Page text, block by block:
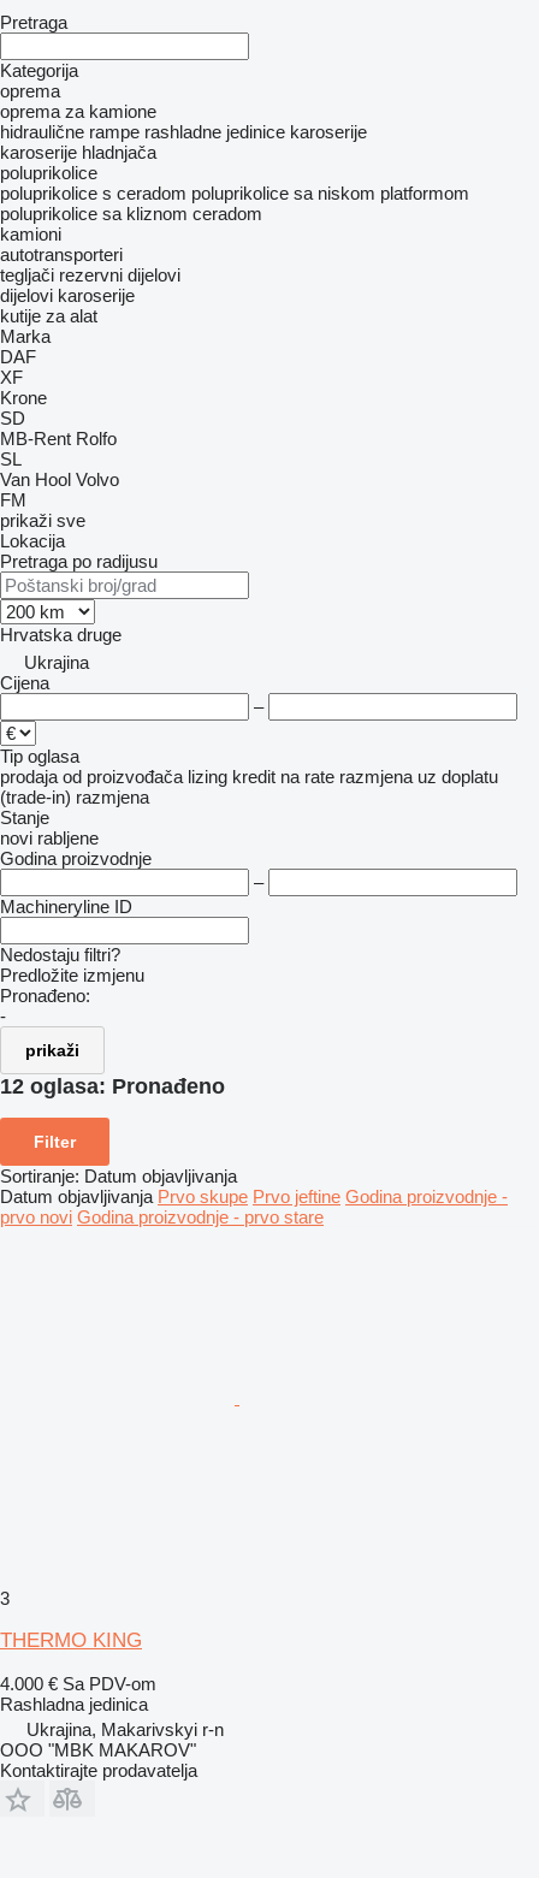
Pretraga
Kategorija
oprema
oprema za kamione
hidraulične rampe rashladne jedinice karoserije
karoserije hladnjača
poluprikolice
poluprikolice s ceradom poluprikolice sa niskom platformom
poluprikolice sa kliznom ceradom
kamioni
autotransporteri
tegljači rezervni dijelovi
dijelovi karoserije
kutije za alat
Marka
DAF
XF
Krone
SD
MB-Rent Rolfo
SL
Van Hool Volvo
FM
prikaži sve
Lokacija
Pretraga po radijusu
Hrvatska druge
Ukrajina
Cijena
–
Tip oglasa
prodaja od proizvođača lizing kredit na rate razmjena uz doplatu
(trade-in) razmjena
Stanje
novi rabljene
Godina proizvodnje
–
Machineryline ID
Nedostaju filtri?
Predložite izmjenu
Pronađeno:
-
prikaži
12 oglasa: Pronađeno
Filter
Sortiranje: Datum objavljivanja
Datum objavljivanja Prvo skupe Prvo jeftine Godina proizvodnje -
prvo novi Godina proizvodnje - prvo stare
3
THERMO KING
4.000 € Sa PDV-om
Rashladna jedinica
Ukrajina, Makarivskyi r-n
OOO "MBK MAKAROV"
Kontaktirajte prodavatelja